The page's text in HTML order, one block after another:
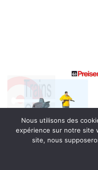
Nous utilisons des
expérience sur notre site
site, nous